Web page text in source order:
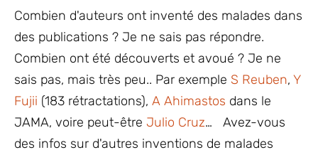
Combien d'auteurs ont inventé des malades dans
des publications ? Je ne sais pas répondre.
Combien ont été découverts et avoué ? Je ne
sais pas, mais très peu.. Par exemple S Reuben, Y
Fujii (183 rétractations), A Ahimastos dans le
JAMA, voire peut-être Julio Cruz… Avez-vous
des infos sur d'autres inventions de malades